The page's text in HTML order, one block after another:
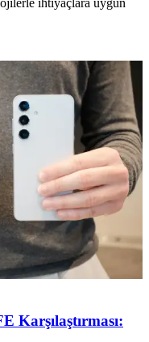
ihtiyaçlara uygun
Karşılaştırması: